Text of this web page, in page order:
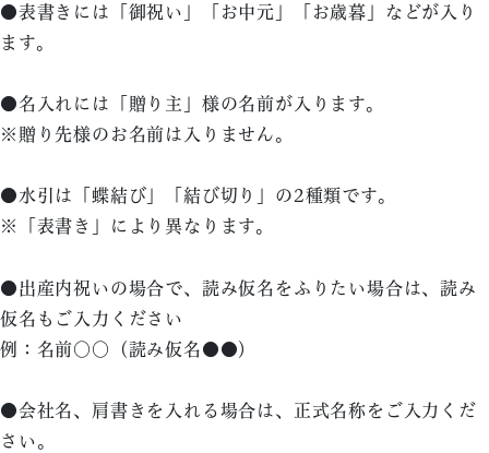
●表書きには「御祝い」「お中元」「お歳暮」などが入り
ます。
●名入れには「贈り主」様の名前が入ります。
※贈り先様のお名前は入りません。
●水引は「蝶結び」「結び切り」の2種類です。
※「表書き」により異なります。
●出産内祝いの場合で、読み仮名をふりたい場合は、読み
仮名もご入力ください
例：名前○○（読み仮名●●）
●会社名、肩書きを入れる場合は、正式名称をご入力くだ
さい。